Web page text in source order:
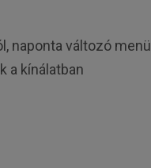
naponta változó menü
a kínálatban